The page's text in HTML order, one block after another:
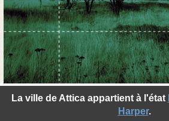
La ville de Attica appartient à l'état
Harper.